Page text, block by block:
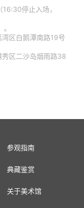
停止入场，
区白鹅潭南路19号
区二沙岛烟雨路38
参观指南
典藏鉴赏
关于美术馆